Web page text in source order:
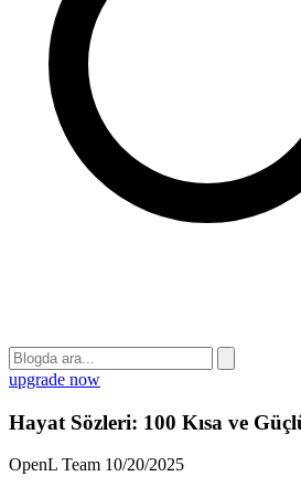
upgrade now
Hayat Sözleri: 100 Kısa ve
OpenL Team 10/20/2025